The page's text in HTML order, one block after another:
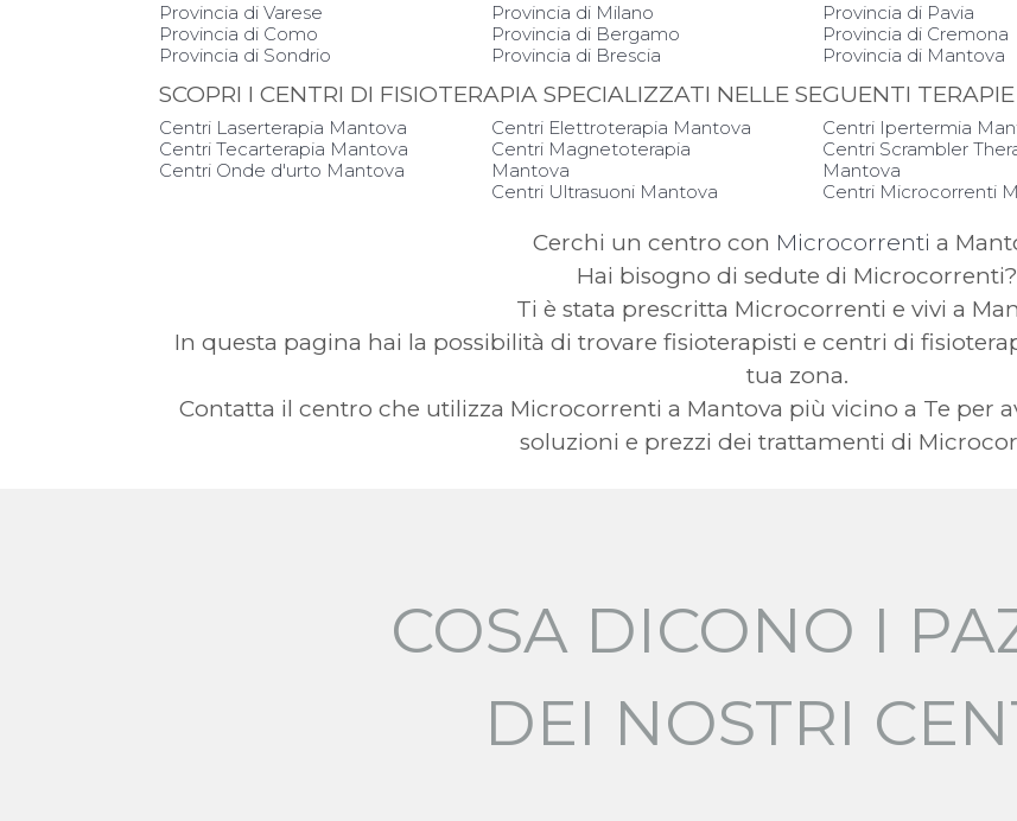
Provincia di Varese
Provincia di Como
Provincia di Sondrio
Provincia di Milano
Provincia di Bergamo
Provincia di Brescia
Provincia di Pavia
Provincia di Cremona
Provincia di Mantova
SCOPRI I CENTRI DI FISIOTERAPIA SPECIALIZZATI NELLE SEGUENTI TERAPIE
Centri Laserterapia Mantova
Centri Tecarterapia Mantova
Centri Onde d'urto Mantova
Centri Elettroterapia Mantova
Centri Magnetoterapia
Mantova
Centri Ultrasuoni Mantova
Centri Ipertermia
Centri Scrambler
Mantova
Centri Microcorrenti
Cerchi un centro con Microcorrenti a
Hai bisogno di sedute di Microcorrenti?
Ti è stata prescritta Microcorrenti e vivi a
In questa pagina hai la possibilità di trovare fisioterapisti e centri di
tua zona.
Contatta il centro che utilizza Microcorrenti a Mantova più vicino a Te per
soluzioni e prezzi dei trattamenti di
COSA DICONO I
DEI NOSTRI